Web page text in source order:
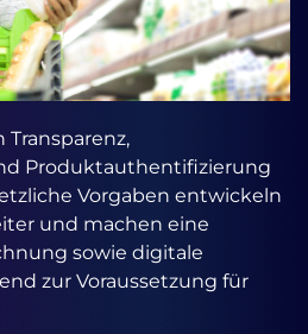
Produktauthentifizierung
Vorgaben entwickeln
und machen eine
sowie digitale
zur Voraussetzung für